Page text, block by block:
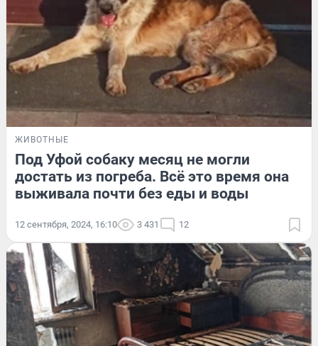
ЖИВОТНЫЕ
Под Уфой собаку месяц не могли
достать из погреба. Всё это время она
выживала почти без еды и воды
12 сентября, 2024, 16:10 3 431 12